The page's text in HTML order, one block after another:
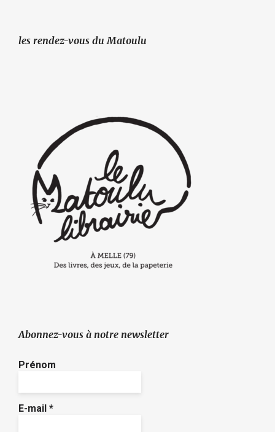
les rendez-vous du Matoulu
Abonnez-vous à notre newsletter
Prénom
E-mail *